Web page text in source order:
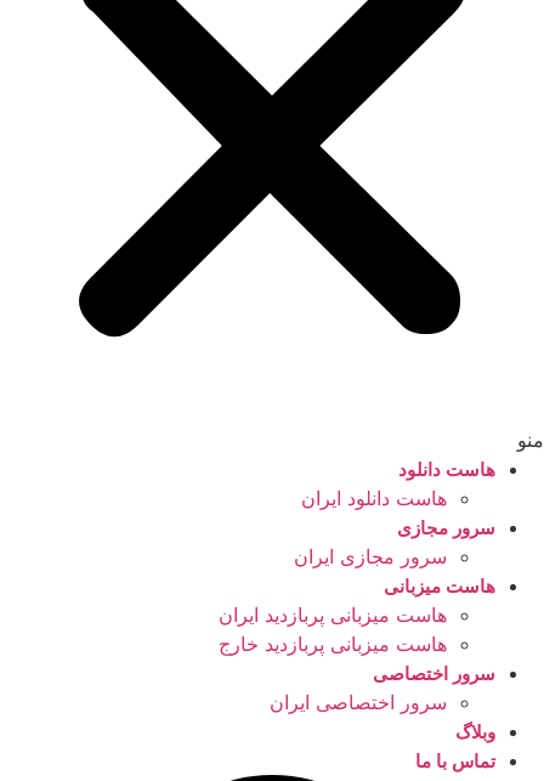
منو
هاست دانلود
هاست دانلود ایران
سرور مجازی
سرور مجازی ایران
هاست میزبانی
هاست میزبانی پربازدید ایران
هاست میزبانی پربازدید خارج
سرور اختصاصی
سرور اختصاصی ایران
وبلاگ
تماس با ما